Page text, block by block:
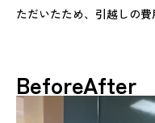
ただいたため、引越しの費
BeforeAfter